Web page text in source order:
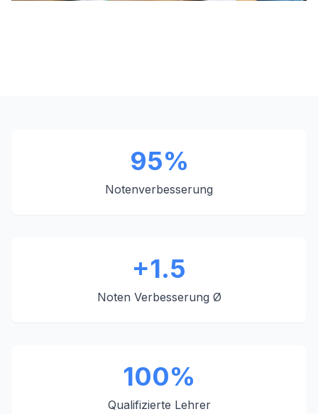
95%
Notenverbesserung
+1.5
Noten Verbesserung Ø
100%
Qualifizierte Lehrer